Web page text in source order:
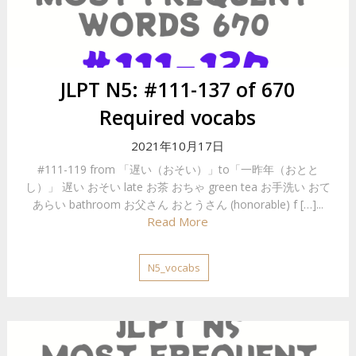
JLPT N5: #111-137 of 670
Required vocabs
2021年10月17日
#111-119 from 「遅い（おそい）」to「一昨年（おとと
し）」 遅い おそい late お茶 おちゃ green tea お手洗い おて
あらい bathroom お父さん おとうさん (honorable) f […]...
Read More
N5_vocabs